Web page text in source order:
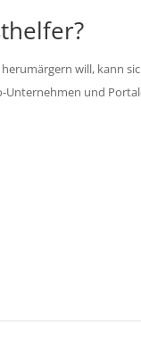
will, kann
Unternehmen und